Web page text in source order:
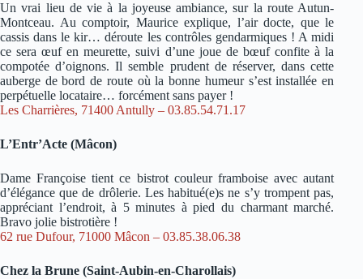
Un vrai lieu de vie à la joyeuse ambiance, sur la route Autun-
Montceau. Au comptoir, Maurice explique, l’air docte, que le
cassis dans le kir… déroute les contrôles gendarmiques ! A midi
ce sera œuf en meurette, suivi d’une joue de bœuf confite à la
compotée d’oignons. Il semble prudent de réserver, dans cette
auberge de bord de route où la bonne humeur s’est installée en
perpétuelle locataire… forcément sans payer !
Les Charrières, 71400 Antully – 03.85.54.71.17
L’Entr’Acte (Mâcon)
Dame Françoise tient ce bistrot couleur framboise avec autant
d’élégance que de drôlerie. Les habitué(e)s ne s’y trompent pas,
appréciant l’endroit, à 5 minutes à pied du charmant marché.
Bravo jolie bistrotière !
62 rue Dufour, 71000 Mâcon – 03.85.38.06.38
Chez la Brune (Saint-Aubin-en-Charollais)